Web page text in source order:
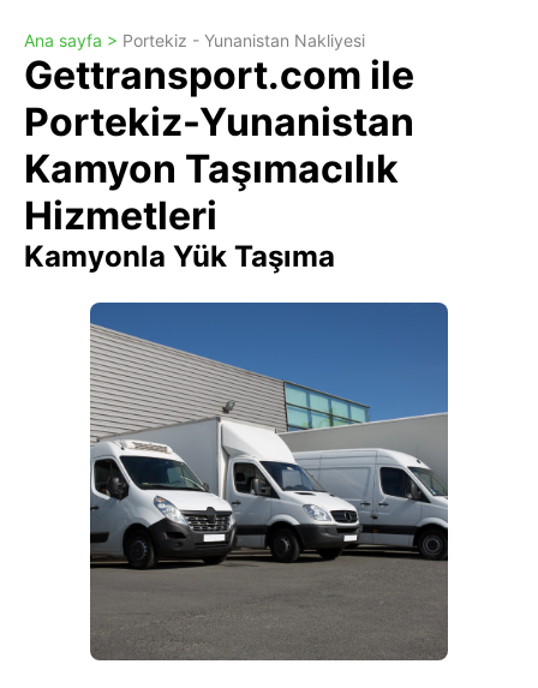
Ana sayfa > Portekiz - Yunanistan Nakliyesi
Gettransport.com ile
Portekiz-Yunanistan
Kamyon Taşımacılık
Hizmetleri
Kamyonla Yük Taşıma